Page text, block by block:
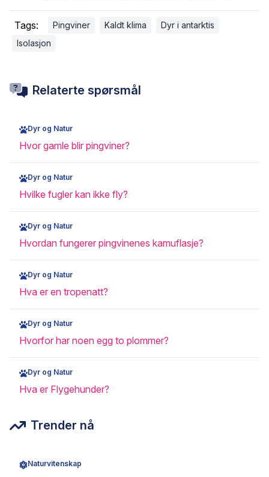
Tags: Pingviner Kaldt klima
Dyr i antarktis
Isolasjon
Relaterte spørsmål
Dyr og Natur
Hvor gamle blir pingviner?
Dyr og Natur
Hvilke fugler kan ikke fly?
Dyr og Natur
Hvordan fungerer pingvinenes kamuflasje?
Dyr og Natur
Hva er en tropenatt?
Dyr og Natur
Hvorfor har noen egg to plommer?
Dyr og Natur
Hva er Flygehunder?
Trender nå
Naturvitenskap